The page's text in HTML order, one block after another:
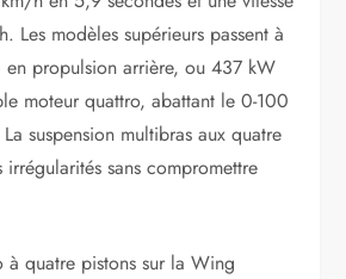
Les modèles supérieurs passent à
propulsion arrière, ou 437 kW
moteur quattro, abattant le 0-100
suspension multibras aux quatre
irrégularités sans compromettre
à quatre pistons sur la Wing